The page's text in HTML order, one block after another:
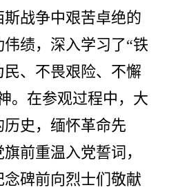
战争中艰苦卓绝的
绩，深入学习了“铁
、不畏艰险、不懈
。在参观过程中，大
史，缅怀革命先
前重温入党誓词，
碑前向烈士们敬献